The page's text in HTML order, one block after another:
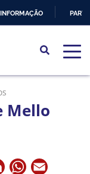
Mello
LinkedInWhatsApp
Email